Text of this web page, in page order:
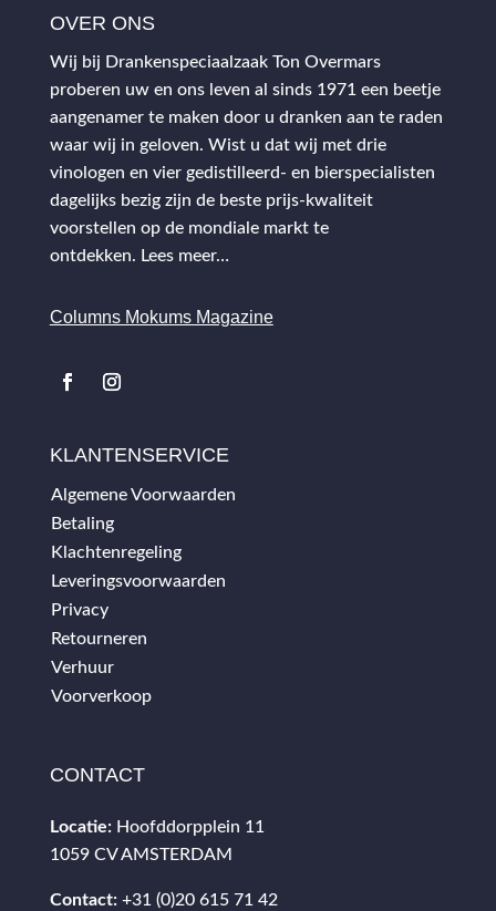
OVER ONS
Wij bij Drankenspeciaalzaak Ton Overmars
proberen uw en ons leven al sinds 1971 een beetje
aangenamer te maken door u dranken aan te raden
waar wij in geloven. Wist u dat wij met drie
vinologen en vier gedistilleerd- en bierspecialisten
dagelijks bezig zijn de beste prijs-kwaliteit
voorstellen op de mondiale markt te
ontdekken. Lees meer…
Columns Mokums Magazine
KLANTENSERVICE
Algemene Voorwaarden
Betaling
Klachtenregeling
Leveringsvoorwaarden
Privacy
Retourneren
Verhuur
Voorverkoop
CONTACT
Locatie: Hoofddorpplein 11
1059 CV AMSTERDAM
Contact: +31 (0)20 615 71 42